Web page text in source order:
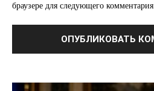
Реклама
браузере для следующего комментария.